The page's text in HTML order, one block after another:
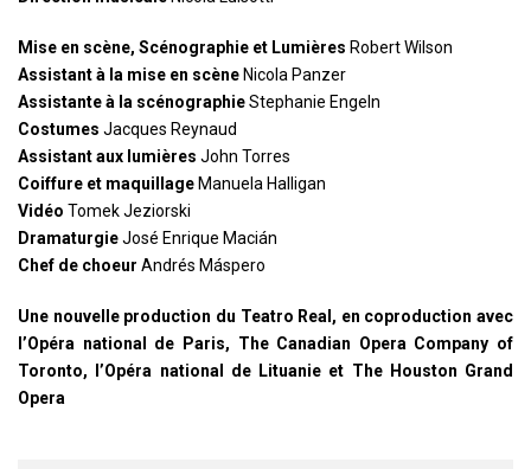
Mise en scène, Scénographie et Lumières Robert Wilson
Assistant à la mise en scène Nicola Panzer
Assistante à la scénographieStephanie Engeln
Costumes Jacques Reynaud
Assistant aux lumières John Torres
Coiffure et maquillage Manuela Halligan
Vidéo Tomek Jeziorski
DramaturgieJosé Enrique Macián
Chef de choeur Andrés Máspero
Une nouvelle production du Teatro Real, en coproduction avec
l’Opéra national de Paris, The Canadian Opera Company of
Toronto, l’Opéra national de Lituanie et The Houston Grand
Opera